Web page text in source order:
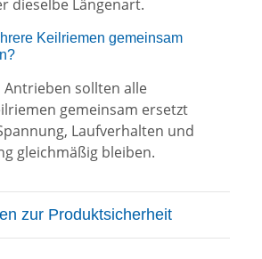
dieselbe Längenart.
Keilriemen gemeinsam
sollten alle
gemeinsam ersetzt
Laufverhalten und
gleichmäßig bleiben.
zur Produktsicherheit